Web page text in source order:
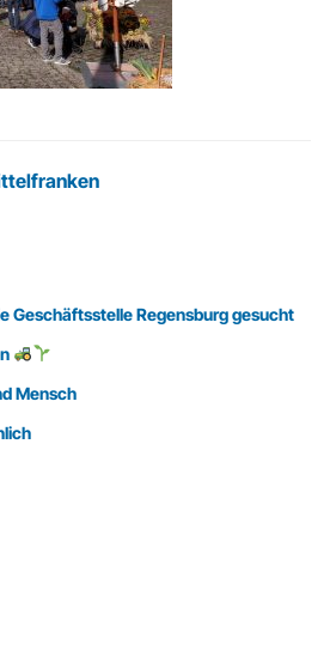
Geschäftsstelle Regensburg gesucht
Mensch